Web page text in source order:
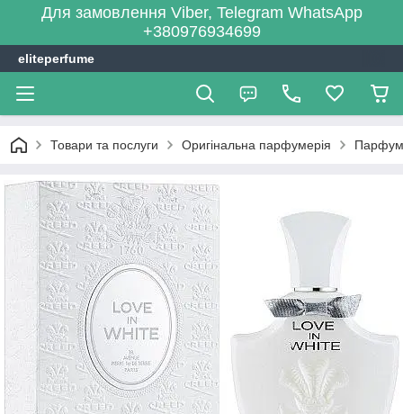
Для замовлення Viber, Telegram WhatsApp
+380976934699
eliteperfume
Товари та послуги Оригінальна парфумерія